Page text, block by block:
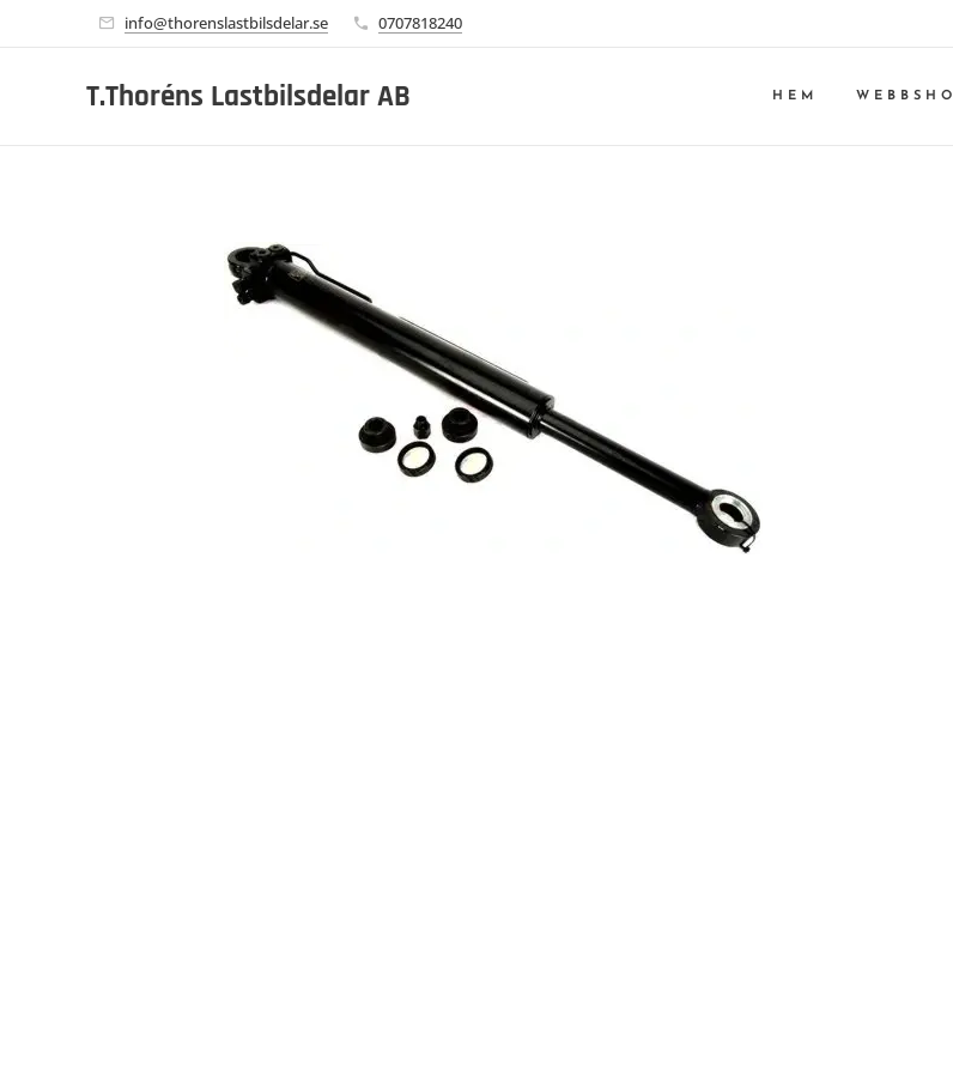
info@thorenslastbilsdelar.se 0707818240
T.Thoréns Lastbilsdelar AB HEM